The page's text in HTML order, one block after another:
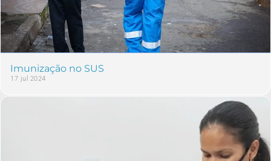
Imunização no SUS
17 jul 2024